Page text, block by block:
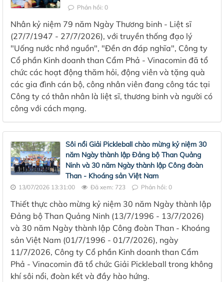
Phản hồi: 0
Nhân kỷ niệm 79 năm Ngày Thương binh - Liệt sĩ
(27/7/1947 - 27/7/2026), với truyền thống đạo lý
"Uống nước nhớ nguồn", "Đền ơn đáp nghĩa", Công ty
Cổ phần Kinh doanh than Cẩm Phả - Vinacomin đã tổ
chức các hoạt động thăm hỏi, động viên và tặng quà
các gia đình cán bộ, công nhân viên đang công tác tại
Công ty có thân nhân là liệt sĩ, thương binh và người có
công với cách mạng.
Sôi nổi Giải Pickleball chào mừng kỷ niệm 30
năm Ngày thành lập Đảng bộ Than Quảng
Ninh và 30 năm Ngày thành lập Công đoàn
Than - Khoáng sản Việt Nam
13/07/2026 13:31:00 Đã xem: 723 Phản hồi: 0
Thiết thực chào mừng kỷ niệm 30 năm Ngày thành lập
Đảng bộ Than Quảng Ninh (13/7/1996 - 13/7/2026)
và 30 năm Ngày thành lập Công đoàn Than - Khoáng
sản Việt Nam (01/7/1996 - 01/7/2026), ngày
11/7/2026, Công ty Cổ phần Kinh doanh than Cẩm
Phả - Vinacomin đã tổ chức Giải Pickleball trong không
khí sôi nổi, đoàn kết và đầy hào hứng.